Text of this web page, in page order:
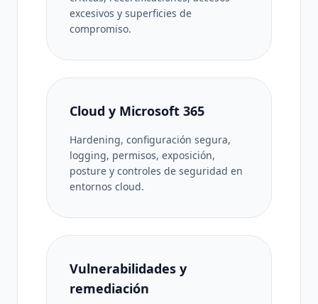
excesivos y superficies de
compromiso.
Cloud y Microsoft 365
Hardening, configuración segura,
logging, permisos, exposición,
posture y controles de seguridad en
entornos cloud.
Vulnerabilidades y
remediación